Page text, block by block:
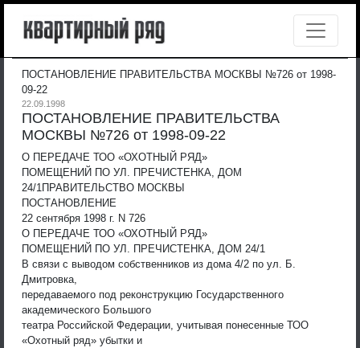
ПОСТАНОВЛЕНИЕ ПРАВИТЕЛЬСТВА МОСКВЫ №726 от 1998-
09-22
22.09.1998
ПОСТАНОВЛЕНИЕ ПРАВИТЕЛЬСТВА
МОСКВЫ №726 от 1998-09-22
О ПЕРЕДАЧЕ ТОО «ОХОТНЫЙ РЯД»
ПОМЕЩЕНИЙ ПО УЛ. ПРЕЧИСТЕНКА, ДОМ
24/1 ПРАВИТЕЛЬСТВО МОСКВЫ
ПОСТАНОВЛЕНИЕ
22 сентября 1998 г. N 726
О ПЕРЕДАЧЕ ТОО «ОХОТНЫЙ РЯД»
ПОМЕЩЕНИЙ ПО УЛ. ПРЕЧИСТЕНКА, ДОМ 24/1
В связи с выводом собственников из дома 4/2 по ул. Б.
Дмитровка,
передаваемого под реконструкцию Государственного
академического Большого
театра Российской Федерации, учитывая понесенные ТОО
«Охотный ряд» убытки и